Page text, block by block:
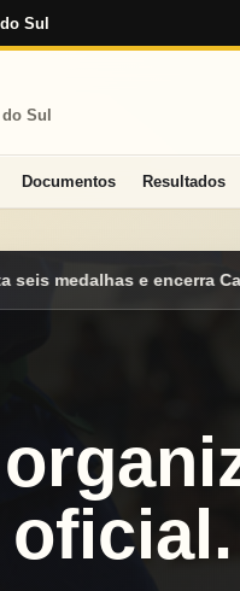
Sul
do Sul
Documentos Resultados
Brasileiro Cadete 2026